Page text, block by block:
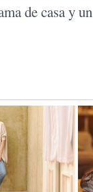
de casa y un